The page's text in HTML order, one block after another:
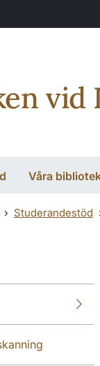
vid
Våra
Studerandestöd